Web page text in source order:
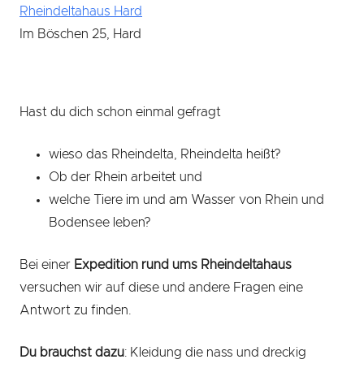
Rheindeltahaus Hard
Im Böschen 25, Hard
Hast du dich schon einmal gefragt
wieso das Rheindelta, Rheindelta heißt?
Ob der Rhein arbeitet und
welche Tiere im und am Wasser von Rhein und
Bodensee leben?
Bei einer Expedition rund ums Rheindeltahaus
versuchen wir auf diese und andere Fragen eine
Antwort zu finden.
Du brauchst dazu: Kleidung die nass und dreckig